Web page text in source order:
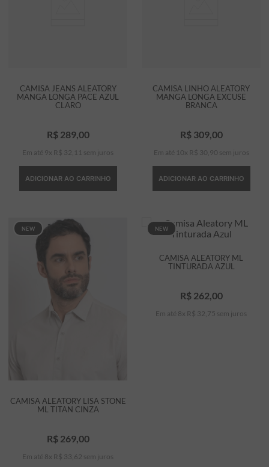
CAMISA JEANS ALEATORY
MANGA LONGA PACE AZUL
CLARO
R$ 289, 00
Em até 9 x R$ 32 11 sem juros
ADICIONAR AO CARRINHO
CAMISA LINHO ALEATORY
MANGA LONGA EXCUSE
BRANCA
R$ 309, 00
Em até 10 x R$ 30 90 sem juros
ADICIONAR AO CARRINHO
NEW
CAMISA ALEATORY LISA STONE
ML TITAN CINZA
R$ 269,00
Em até 8 x R$ 33 62 sem juros
NEW
CAMISA ALEATORY ML
TINTURADA AZUL
R$ 262 00
Em até 8 x R$ 32 75 sem juros